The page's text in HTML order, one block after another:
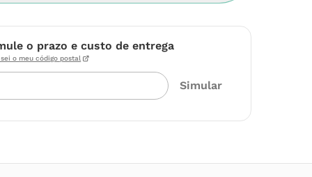
o prazo e custo de entrega
sei o meu código postal